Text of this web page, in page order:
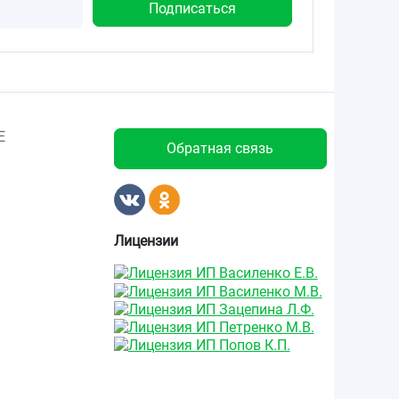
Обратная связь
Лицензии